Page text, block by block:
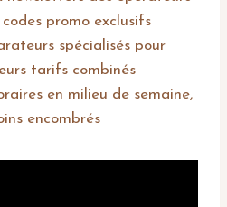
promo exclusifs
spécialisés pour
tarifs combinés
en milieu de semaine,
encombrés